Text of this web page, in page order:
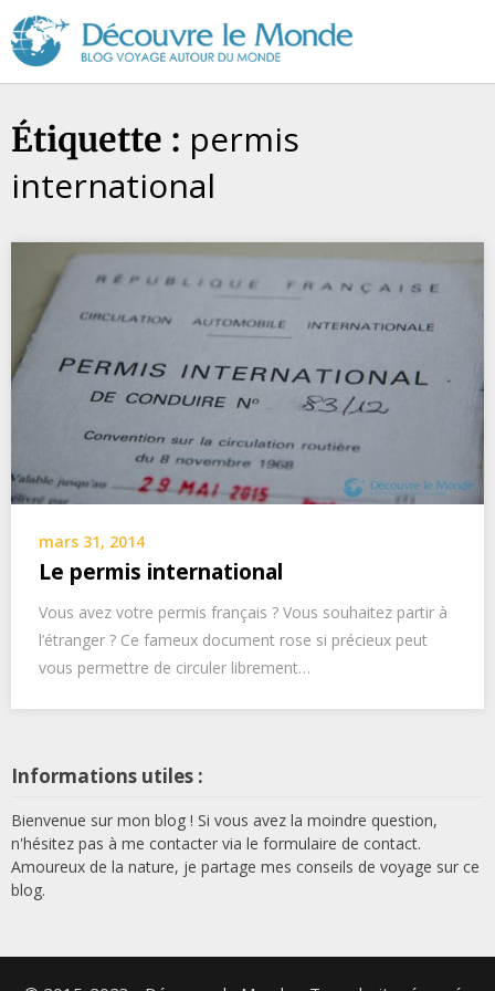
Monde
Étiquette : permis
international
mars 31, 2014
Le permis international
Vous avez votre permis français ? Vous souhaitez partir à
l’étranger ? Ce fameux document rose si précieux peut
vous permettre de circuler librement…
Informations utiles :
Bienvenue sur mon blog ! Si vous avez la moindre question,
n'hésitez pas à me contacter via le formulaire de contact.
Amoureux de la nature, je partage mes conseils de voyage sur ce
blog.